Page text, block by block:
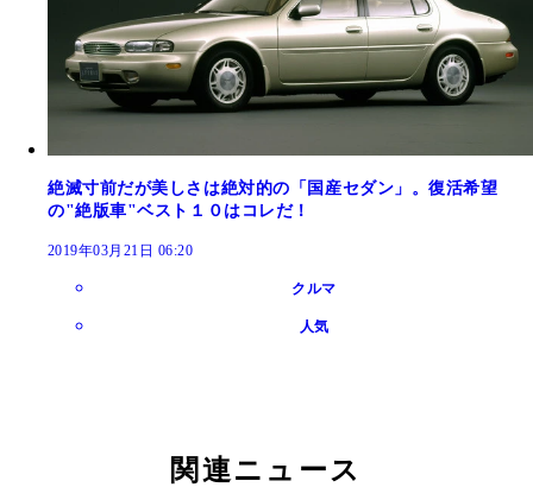
絶滅寸前だが美しさは絶対的の「国産セダン」。復活希望
の"絶版車"ベスト１０はコレだ！
2019年03月21日 06:20
クルマ
人気
関連ニュース